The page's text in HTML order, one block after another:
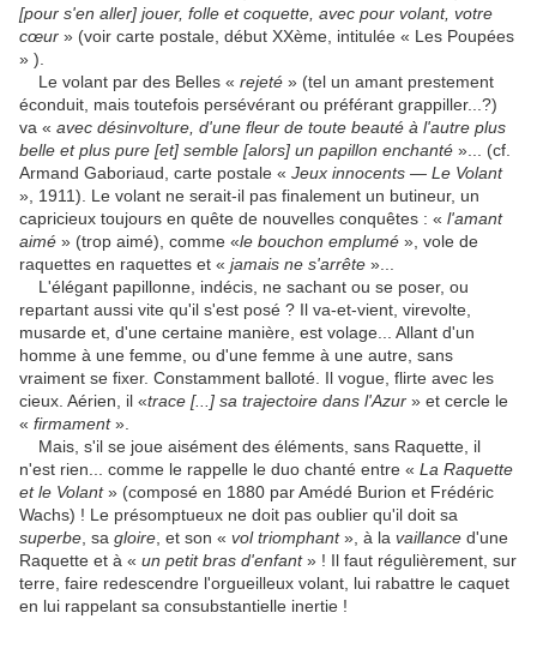
[pour s'en aller] jouer, folle et coquette, avec pour volant, votre
cœur » (voir carte postale, début XXème, intitulée « Les Poupées
» ).
Le volant par des Belles « rejeté » (tel un amant prestement
éconduit, mais toutefois persévérant ou préférant grappiller...?)
va « avec désinvolture, d'une fleur de toute beauté à l'autre plus
belle et plus pure [et] semble [alors] un papillon enchanté »... (cf.
Armand Gaboriaud, carte postale « Jeux innocents — Le Volant
», 1911). Le volant ne serait-il pas finalement un butineur, un
capricieux toujours en quête de nouvelles conquêtes : « l'amant
aimé » (trop aimé), comme «le bouchon emplumé », vole de
raquettes en raquettes et « jamais ne s'arrête »...
L'élégant papillonne, indécis, ne sachant ou se poser, ou
repartant aussi vite qu'il s'est posé ? Il va-et-vient, virevolte,
musarde et, d'une certaine manière, est volage... Allant d'un
homme à une femme, ou d'une femme à une autre, sans
vraiment se fixer. Constamment balloté. Il vogue, flirte avec les
cieux. Aérien, il «trace [...] sa trajectoire dans l'Azur » et cercle le
« firmament».
Mais, s'il se joue aisément des éléments, sans Raquette, il
n'est rien... comme le rappelle le duo chanté entre « La Raquette
et le Volant» (composé en 1880 par Amédé Burion et Frédéric
Wachs) ! Le présomptueux ne doit pas oublier qu'il doit sa
superbe , sa gloire , et son « vol triomphant», à la vaillance d'une
Raquette et à « un petit bras d'enfant» ! Il faut régulièrement, sur
terre, faire redescendre l'orgueilleux volant, lui rabattre le caquet
en lui rappelant sa consubstantielle inertie !